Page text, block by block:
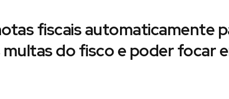
fiscais automaticamente
multas do fisco e poder focar